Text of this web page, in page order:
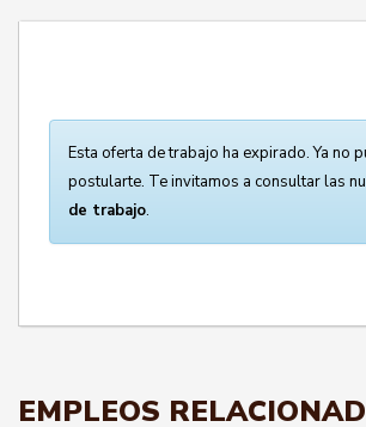
Esta oferta de trabajo ha expirado. Ya no
postularte. Te invitamos a consultar las
de trabajo.
EMPLEOS